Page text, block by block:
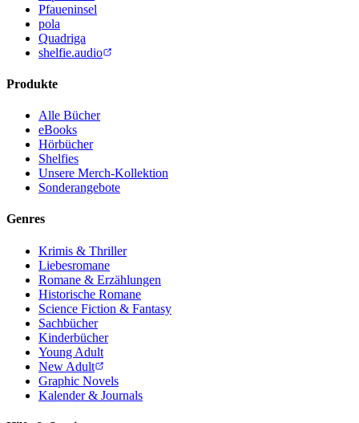
Pfaueninsel
pola
Quadriga
shelfie.audio
Produkte
Alle Bücher
eBooks
Hörbücher
Shelfies
Unsere Merch-Kollektion
Sonderangebote
Genres
Krimis & Thriller
Liebesromane
Romane & Erzählungen
Historische Romane
Science Fiction & Fantasy
Sachbücher
Kinderbücher
Young Adult
New Adult
Graphic Novels
Kalender & Journals